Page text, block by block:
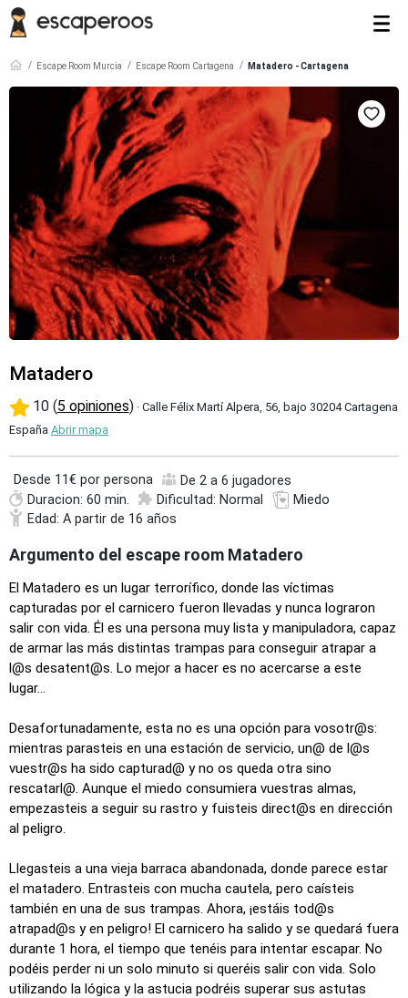
Escape Room Murcia Escape Room Cartagena Matadero - Cartagena
Matadero
10 (5 opiniones)· Calle Félix Martí Alpera, 56, bajo 30204 Cartagena
España Abrir mapa
Desde 11€ por persona
De 2 a 6 jugadores
Duracion: 60 min.
Dificultad: Normal
Miedo
Edad: A partir de 16 años
Argumento del escape room Matadero
El Matadero es un lugar terrorífico, donde las víctimas
capturadas por el carnicero fueron llevadas y nunca lograron
salir con vida. Él es una persona muy lista y manipuladora, capaz
de armar las más distintas trampas para conseguir atrapar a
l@s desatent@s. Lo mejor a hacer es no acercarse a este
lugar…
Desafortunadamente, esta no es una opción para vosotr@s:
mientras parasteis en una estación de servicio, un@ de l@s
vuestr@s ha sido capturad@ y no os queda otra sino
rescatarl@. Aunque el miedo consumiera vuestras almas,
empezasteis a seguir su rastro y fuisteis direct@s en dirección
al peligro.
Llegasteis a una vieja barraca abandonada, donde parece estar
el matadero. Entrasteis con mucha cautela, pero caísteis
también en una de sus trampas. Ahora, ¡estáis tod@s
atrapad@s y en peligro! El carnicero ha salido y se quedará fuera
durante 1 hora, el tiempo que tenéis para intentar escapar. No
podéis perder ni un solo minuto si queréis salir con vida. Solo
utilizando la lógica y la astucia podréis superar sus astutas